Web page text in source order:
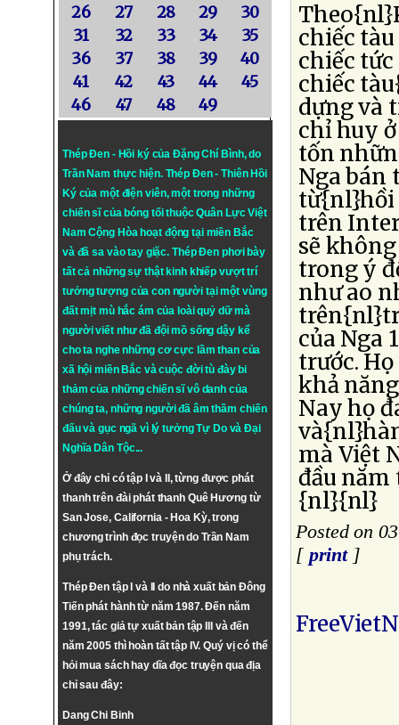
26
27 28 29
30
31
32 33 34
35
36
37 38 39
40
41
42 43 44
45
46
47 48 49
Thép Đen - Hồi ký của Đặng Chí Bình, do
Trần Nam thực hiện. Thép Đen- Thiên Hồi
Ký của một điện viên, một trong những
chiến sĩ của bóng tối thuộc Quân Lực Việt
Nam Cộng Hòa hoạt động tại miền Bắc
và đã sa vào tay giặc. Thép Đen phơi bày
tất cả những sự thật kinh khiếp vượt trí
tưởng tượng của con người tại một vùng
đất mịt mù hắc ám của loài quỷ dữ mà
người viết như đã đội mồ sống dậy kể
cho ta nghe những cơ cực lầm than của
xã hội miền Bắc và cuộc đời tù đày bi
thảm của những chiến sĩ vô danh của
chúng ta, những người đã âm thầm chiến
đấu và gục ngã vì lý tưởngTự DovàĐại
Nghĩa Dân Tộc...
Ở đây chỉ có tập I và II, từng được phát
thanh trên đài phát thanh Quê Hương từ
San Jose, California - Hoa Kỳ, trong
chương trình đọc truyện do Trần Nam
phụ trách.
Thép Đen tập I và II do nhà xuất bản Đông
Tiến phát hành từ năm 1987. Đến năm
1991, tác giả tự xuất bản tập III và đến
năm 2005 thì hoàn tất tập IV. Quý vị có thể
hỏi mua sách hay dĩa đọc truyện qua địa
chỉ sau đây:
Dang Chi Binh
chiếc
chiếc
chiếc
dựng và
chỉ huy
tốn
Nga bán
từ{nl}hồi
trên
sẽ
trong ý
như ao
của Nga
trước.
khả
Nay họ
mà Việt
đầu năm
{nl}{nl}
Posted on
[ print]